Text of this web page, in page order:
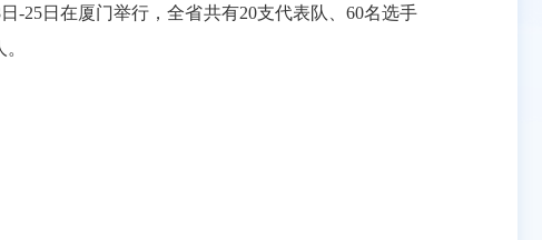
-25日在厦门举行，全省共有20支代表队、60名选手